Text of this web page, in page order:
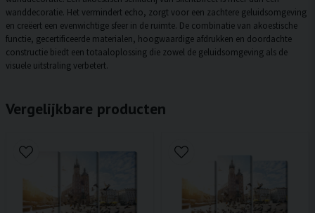
wanddecoratie. Het vermindert echo, zorgt voor een zachtere geluidsomgeving
en creëert een evenwichtige sfeer in de ruimte. De combinatie van akoestische
functie, gecertificeerde materialen, hoogwaardige afdrukken en doordachte
constructie biedt een totaaloplossing die zowel de geluidsomgeving als de
visuele uitstraling verbetert.
Vergelijkbare producten